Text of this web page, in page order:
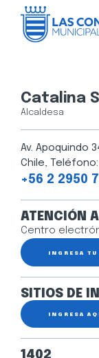
Catalina
Alcaldesa
Av. Apoquindo
Chile, Teléfono:
+56 2 2950
ATENCIÓN
Centro
INGRESA
SITIOS DE
INGRESA
1402